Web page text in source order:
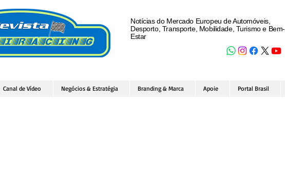
Notícias do Mercado Europeu de Automóveis,
Desporto, Transporte, Mobilidade, Turismo e Bem-
Estar
Canal de Vídeo Negócios & Estratégia Branding & Marca Apoie Portal Brasil